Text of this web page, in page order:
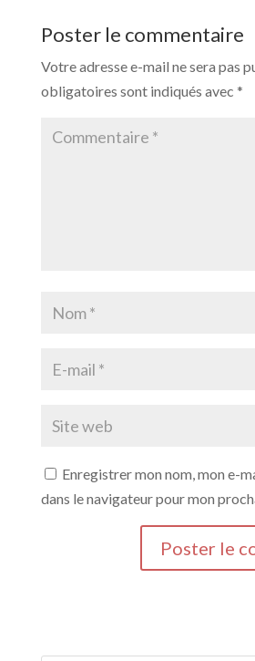
Poster le commentaire
Votre adresse e-mail ne sera pas
obligatoires sont indiqués avec *
Enregistrer mon nom, mon e-
dans le navigateur pour mon